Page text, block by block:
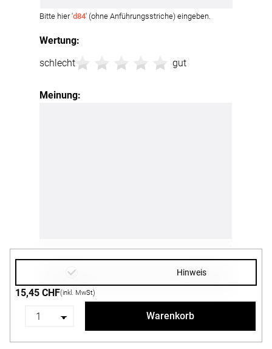
Wertung:
schlecht
gut
Meinung:
Bitte hier 'd84' (ohne Anführungsstriche) eingeben.
Hinweis
15,45 CHF(inkl. MwSt)
Warenkorb